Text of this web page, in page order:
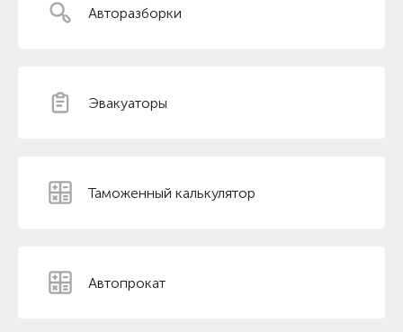
Авторазборки
Эвакуаторы
Таможенный калькулятор
Автопрокат